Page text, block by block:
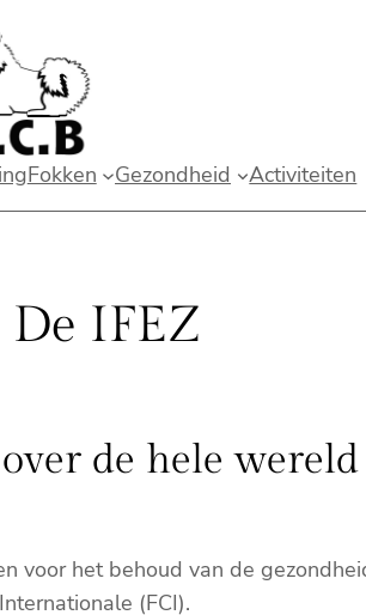
Fokken Gezondheid Activiteiten
De IFEZ
de hele wereld
voor het behoud van de
(FCI).